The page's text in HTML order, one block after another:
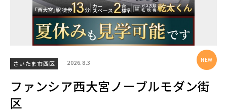
JR成田線 [我孫子～成田]
JR中央線
駅から10分以内
埼玉県川越市 埼玉県川口市
さいたま市西区 2026.8.3
ファンシア西大宮ノーブルモダン街
区